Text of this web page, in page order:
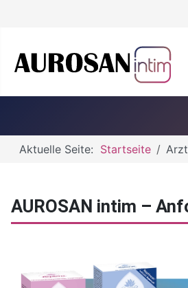
Aktuelle Seite: Startseite
AUROSAN intim –